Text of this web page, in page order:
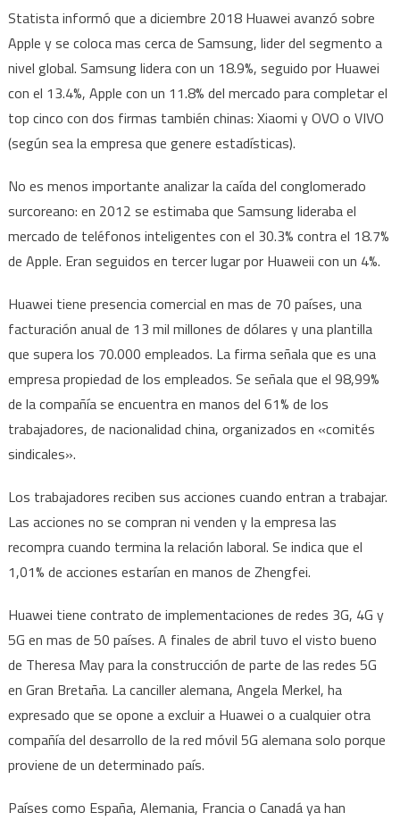
Statista informó que a diciembre 2018 Huawei avanzó sobre
Apple y se coloca mas cerca de Samsung, lider del segmento a
nivel global. Samsung lidera con un 18.9%, seguido por Huawei
con el 13.4%, Apple con un 11.8% del mercado para completar el
top cinco con dos firmas también chinas: Xiaomi y OVO o VIVO
(según sea la empresa que genere estadísticas).
No es menos importante analizar la caída del conglomerado
surcoreano: en 2012 se estimaba que Samsung lideraba el
mercado de teléfonos inteligentes con el 30.3% contra el 18.7%
de Apple. Eran seguidos en tercer lugar por Huaweii con un 4%.
Huawei tiene presencia comercial en mas de 70 países, una
facturación anual de 13 mil millones de dólares y una plantilla
que supera los 70.000 empleados. La firma señala que es una
empresa propiedad de los empleados. Se señala que el 98,99%
de la compañía se encuentra en manos del 61% de los
trabajadores, de nacionalidad china, organizados en «comités
sindicales».
Los trabajadores reciben sus acciones cuando entran a trabajar.
Las acciones no se compran ni venden y la empresa las
recompra cuando termina la relación laboral. Se indica que el
1,01% de acciones estarían en manos de Zhengfei.
Huawei tiene contrato de implementaciones de redes 3G, 4G y
5G en mas de 50 países. A finales de abril tuvo el visto bueno
de Theresa May para la construcción de parte de las redes 5G
en Gran Bretaña. La canciller alemana, Angela Merkel, ha
expresado que se opone a excluir a Huawei o a cualquier otra
compañía del desarrollo de la red móvil 5G alemana solo porque
proviene de un determinado país.
Países como España, Alemania, Francia o Canadá ya han